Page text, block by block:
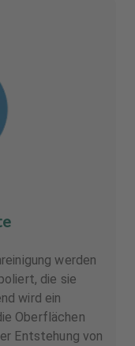
werden
die sie
wird ein
Oberflächen
Entstehung von